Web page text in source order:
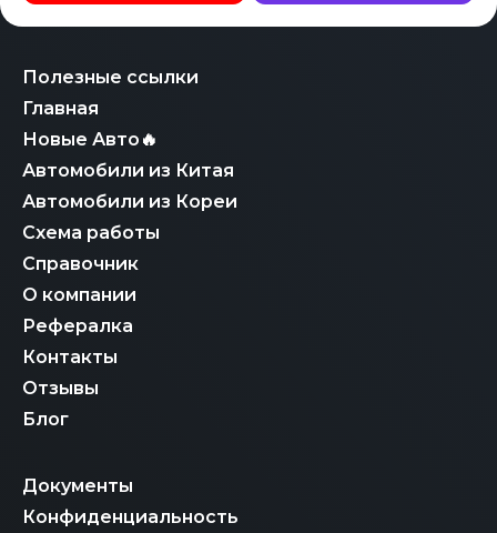
Полезные ссылки
Главная
Новые Авто🔥
Автомобили из Китая
Автомобили из Кореи
Схема работы
Справочник
О компании
Рефералка
Контакты
Отзывы
Блог
Документы
Конфиденциальность